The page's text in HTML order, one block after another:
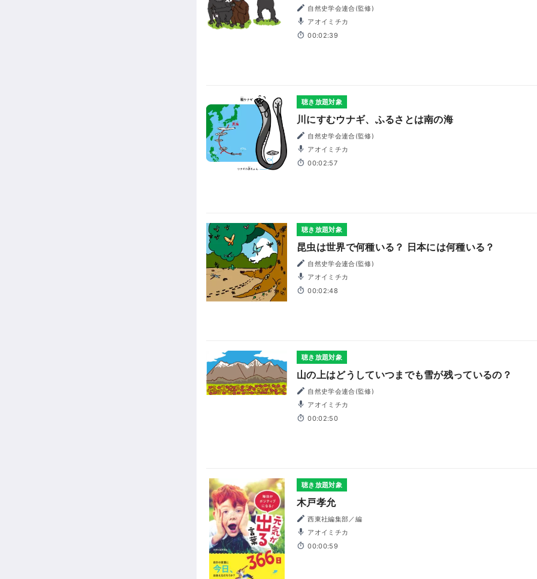
自然史学会連合(監修)
アオイミチカ
00:02:39
聴き放題対象
川にすむウナギ、ふるさとは南の海
自然史学会連合(監修)
アオイミチカ
00:02:57
聴き放題対象
昆虫は世界で何種いる？ 日本には何種いる？
自然史学会連合(監修)
アオイミチカ
00:02:48
聴き放題対象
山の上はどうしていつまでも雪が残っているの？
自然史学会連合(監修)
アオイミチカ
00:02:50
聴き放題対象
木戸孝允
西東社編集部／編
アオイミチカ
00:00:59